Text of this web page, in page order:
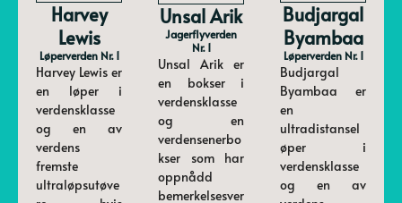
Harvey
Lewis
Løperverden Nr. 1
Harvey Lewis er
en løper i
verdensklasse
og en av
verdens
fremste
ultraløpsutøve
Unsal Arik
Jagerflyverden
Nr. 1
Unsal Arik er
en bokser i
verdensklasse
og en
verdensenerbo
kser som har
oppnådd
bemerkelsesver
Budjargal
Byambaa
Løperverden Nr. 1
Budjargal
Byambaa er
en
ultradistansel
øper i
verdensklasse
og en av